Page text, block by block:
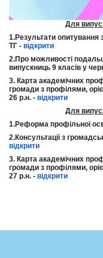
Для
1.Результати опитування
ТГ - відкрити
2.Про можливості
випускниць 9 класів у
3. Карта академічних
громади з профілями,
26 р.н. - відкрити
Для
1.Реформа профільної
2.Консультації з
відкрити
3. Карта академічних
громади з профілями,
27 р.н. - відкрити